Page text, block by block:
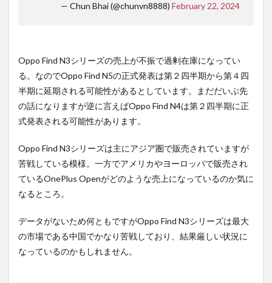
— Chun Bhai (@chunvn8888) February 22, 2024
Oppo Find N3シリーズの売上が不振で過剰在庫になってい
る。なのでOppo Find N5の正式発表は第２四半期から第４四
半期に延期される可能性があるとしています。まだだいぶ先
の話になりますが逆に言えばOppo Find N4は第２四半期に正
式発表される可能性があります。
Oppo Find N3シリーズは主にアジア圏で販売されていますが
苦戦している模様。一方でアメリカやヨーロッパで販売され
ているOnePlus Openがどのような売上になっているのか気に
なるところ。
データがないため何ともですがOppo Find N3シリーズは最大
の市場である中国でかなり苦戦しており、結果厳しい状況に
なっているのかもしれません。